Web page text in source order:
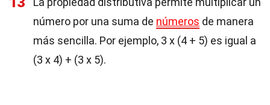
número por una suma de números de manera
más sencilla. Por ejemplo, 3 x (4 + 5) es igual a
(3 x 4) + (3 x 5).